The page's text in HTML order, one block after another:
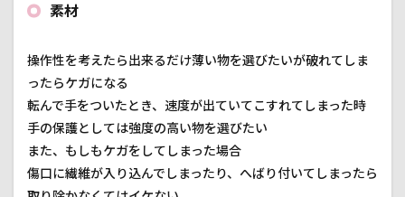
素材
操作性を考えたら出来るだけ薄い物を選びたいが破れてしま
ったらケガになる
転んで手をついたとき、速度が出ていてこすれてしまった時
手の保護としては強度の高い物を選びたい
また、もしもケガをしてしまった場合
傷口に繊維が入り込んでしまったり、へばり付いてしまったら